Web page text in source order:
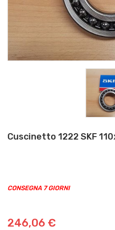
Cuscinetto 1222 SKF
CONSEGNA 7 GIORNI
246,06 €